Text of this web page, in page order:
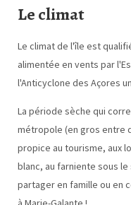
Le climat
Le climat de l'île est
alimentée en vents par
l'Anticyclone des Açores
La période sèche qui
métropole (en gros entre
propice au tourisme, aux
blanc, au farniente sous
partager en famille ou en